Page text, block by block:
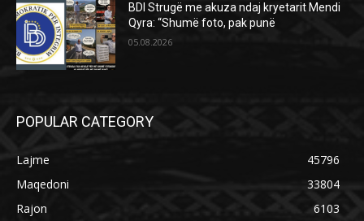
BDI Strugë me akuza ndaj kryetarit Mendi
Qyra: “Shumë foto, pak punë
05.08.2026
POPULAR CATEGORY
Lajme
45796
Maqedoni
33804
Rajon
6103